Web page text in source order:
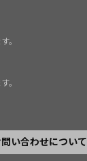
。
。
問い合わせについて